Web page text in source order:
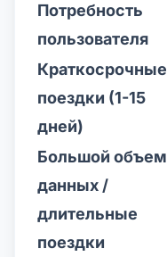
Потребность
пользователя
Краткосрочные
поездки (1-15
дней)
Большой объем
данных /
длительные
поездки